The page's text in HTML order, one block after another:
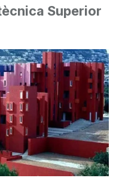
Superior